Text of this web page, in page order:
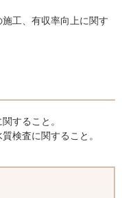
工、有収率向上に関す
すること。
検査に関すること。